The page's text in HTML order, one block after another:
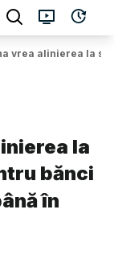
vrea alinierea la
la
bănci
în